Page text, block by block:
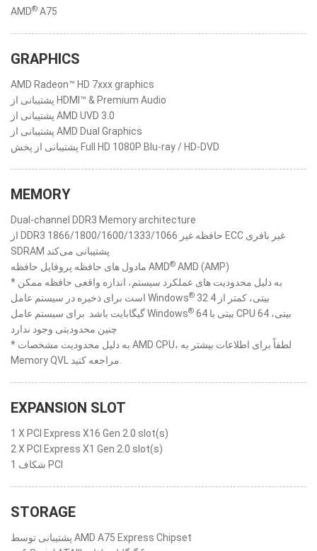
AMD® A75
GRAPHICS
AMD Radeon™ HD 7xxx graphics
پشتیبانی از HDMI™ & Premium Audio
پشتیبانی از AMD UVD 3.0
پشتیبانی از AMD Dual Graphics
پشتیبانی از پخش Full HD 1080P Blu-ray / HD-DVD
MEMORY
Dual-channel DDR3 Memory architecture
از DDR3 1866/1800/1600/1333/1066 حافظه غیر ECC غیر بافری
SDRAM پشتیبانی می‌کند
مادول های حافظه پروفایل حافظه AMD® AMD (AMP)
* به دلیل محدودیت های عملکرد سیستم، اندازه واقعی حافظه ممکن
است برای ذخیره در سیستم عامل Windows® 32 بیتی، کمتر از 4
گیگابایت باشد. برای سیستم عامل Windows® 64 بیتی با CPU 64 بیتی،
چنین محدودیتی وجود ندارد
* به دلیل محدودیت مشخصات AMD CPU، لطفاً برای اطلاعات بیشتر به
EXPANSION SLOT
1 X PCI Express X16 Gen 2.0 slot(s)
2 X PCI Express X1 Gen 2.0 slot(s)
1 شکاف PCI
STORAGE
پشتیبانی توسط AMD A75 Express Chipset